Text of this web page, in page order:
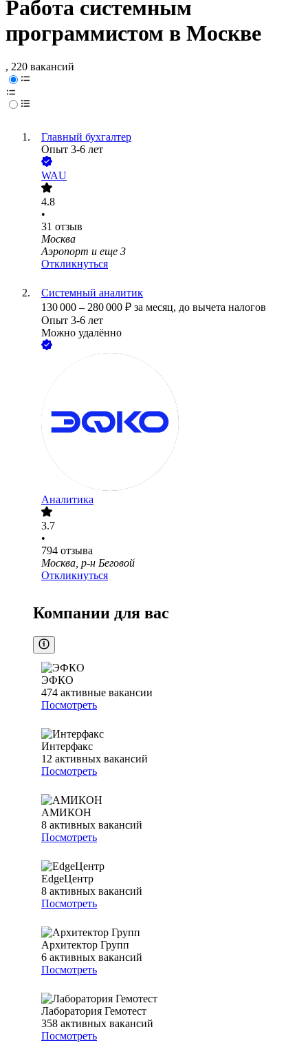
Работа системным
программистом в Москве
, 220 вакансий
Главный бухгалтер
Опыт 3-6 лет
WAU
4.8
•
31 отзыв
Москва
Аэропорт и еще 3
Откликнуться
Системный аналитик
130 000 – 280 000 ₽ за месяц, до вычета налогов
Опыт 3-6 лет
Можно удалённо
Аналитика
3.7
•
794 отзыва
Москва, р-н Беговой
Откликнуться
Компании для вас
ЭФКО
474 активные вакансии
Посмотреть
Интерфакс
12 активных вакансий
Посмотреть
АМИКОН
8 активных вакансий
Посмотреть
EdgeЦентр
8 активных вакансий
Посмотреть
Архитектор Групп
6 активных вакансий
Посмотреть
Лаборатория Гемотест
358 активных вакансий
Посмотреть